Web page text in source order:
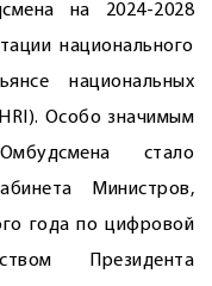
на 2024-2028
национального
национальных
Особо значимым
стало
Министров,
года по цифровой
Президента